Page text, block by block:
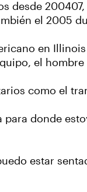
desde
el 2005
en
el
como el
donde
estar